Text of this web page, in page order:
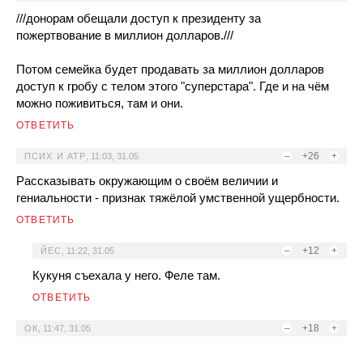
///донорам обещали доступ к президенту за
пожертвование в миллион долларов.///
Потом семейка будет продавать за миллион долларов
доступ к гробу с телом этого "суперстара". Где и на чём
можно поживиться, там и они.
ОТВЕТИТЬ
– +26 +
ПСИХ И АТР 11:03, 31.05
Рассказывать окружающим о своём величии и
гениальности - признак тяжёлой умственной ущербности.
ОТВЕТИТЬ
– +12 +
ЙЕС 11:22, 31.05
Кукуня съехала у него. Феле там.
ОТВЕТИТЬ
– +18 +
ОК 11:47, 31.05